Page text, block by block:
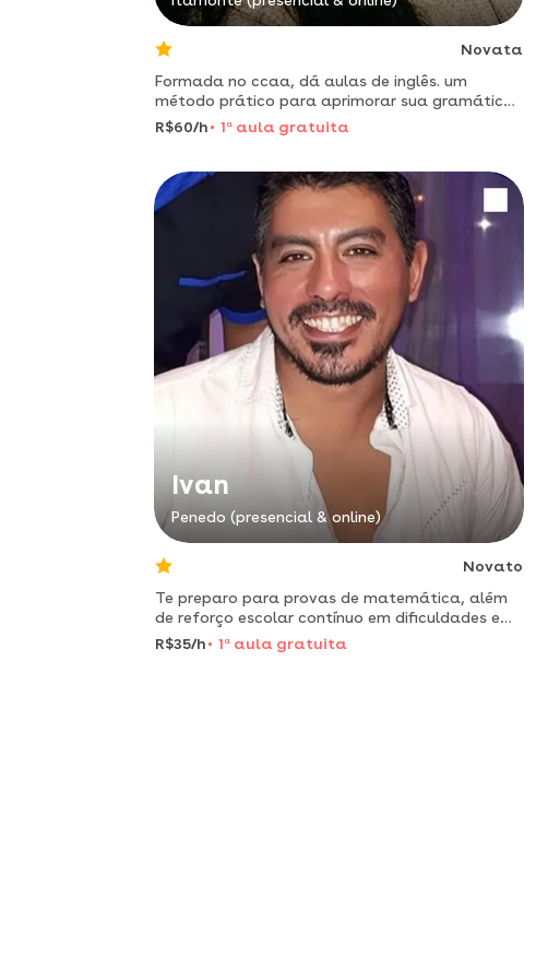
Novata
Formada no ccaa, dá aulas de inglês. um
método prático para aprimorar sua gramática
e conversação!
R$60/h 1 a aula gratuita
Ivan
Penedo (presencial & online)
Novato
Te preparo para provas de matemática, além
de reforço escolar contínuo em dificuldades em
essas matérias.
R$35/h 1 a aula gratuita